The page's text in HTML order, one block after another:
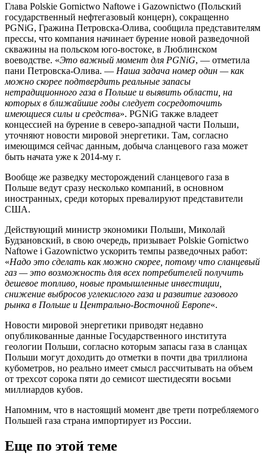
Глава Polskie Gornictwo Naftowe i Gazownictwo (Польский
государственный нефтегазовый концерн), сокращенно
PGNiG, Гражина Петровска-Олива, сообщила представителям
прессы, что компания начинает бурение новой разведочной
скважины на польском юго-востоке, в Люблинском
воеводстве. «Это важный момент для PGNiG, — отметила
пани Петровска-Олива. — Наша задача номер один — как
можно скорее подтвердить реальные запасы
нетрадиционного газа в Польше и выявить области, на
которых в ближайшие годы следует сосредоточить
имеющиеся силы и средства». PGNiG также владеет
концессией на бурение в северо-западной части Польши,
уточняют новости мировой энергетики. Там, согласно
имеющимся сейчас данным, добыча сланцевого газа может
быть начата уже к 2014-му г.
Вообще же разведку месторождений сланцевого газа в
Польше ведут сразу несколько компаний, в основном
иностранных, среди которых превалируют представители
США.
Действующий министр экономики Польши, Миколай
Будзановский, в свою очередь, призывает Polskie Gornictwo
Naftowe i Gazownictwo ускорить темпы разведочных работ:
«Надо это сделать как можно скорее, потому что сланцевый
газ — это возможность для всех потребителей получить
дешевое топливо, новые промышленные инвестиции,
снижение выбросов углекислого газа и развитие газового
рынка в Польше и Центрально-Восточной Европе«.
Новости мировой энергетики приводят недавно
опубликованные данные Государственного института
геологии Польши, согласно которым запасы газа в сланцах
Польши могут доходить до отметки в почти два триллиона
кубометров, но реально имеет смысл рассчитывать на объем
от трехсот сорока пяти до семисот шестидесяти восьми
миллиардов кубов.
Напомним, что в настоящий момент две трети потребляемого
Польшей газа страна импортирует из России.
Еще по этой теме